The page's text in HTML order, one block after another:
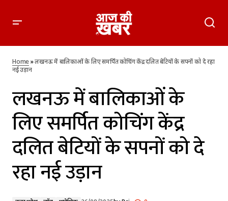
को दे रहा नई उड़ान
Home»लखनऊ में बालिकाओं के लिए समर्पित कोचिंग केंद्र दलित बेटियों के सपनों को दे रहा
नई उड़ान
लखनऊ में बालिकाओं के
लिए समर्पित कोचिंग केंद्र
दलित बेटियों के सपनों को दे
रहा नई उड़ान